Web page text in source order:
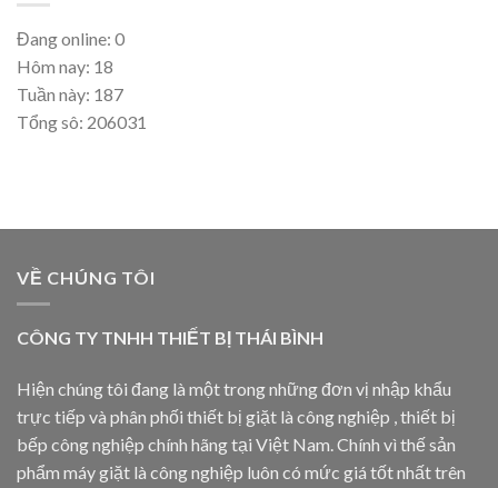
Đang online: 0
Hôm nay: 18
Tuần này: 187
Tổng sô: 206031
VỀ CHÚNG TÔI
CÔNG TY TNHH THIẾT BỊ THÁI BÌNH
Hiện chúng tôi đang là một trong những đơn vị nhập khẩu
trực tiếp và phân phối thiết bị giặt là công nghiệp , thiết bị
bếp công nghiệp chính hãng tại Việt Nam. Chính vì thế sản
phẩm máy giặt là công nghiệp luôn có mức giá tốt nhất trên